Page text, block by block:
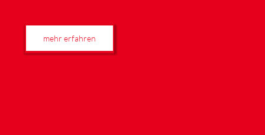
mehr erfahren